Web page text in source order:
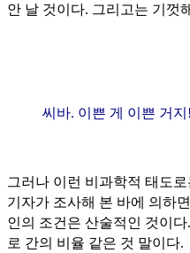
안 날 것이다. 그리고는 기껏
씨바. 이쁜 게 이쁜 거지!
그러나 이런 비과학적 태도
기자가 조사해 본 바에 의하
인의 조건은 산술적인 것이
로 간의 비율 같은 것 말이다.